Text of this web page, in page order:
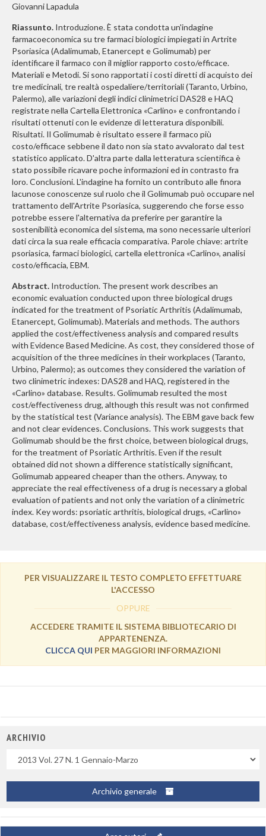
Giovanni Lapadula
Riassunto. Introduzione. È stata condotta un'indagine
farmacoeconomica su tre farmaci biologici impiegati in Artrite
Psoriasica (Adalimumab, Etanercept e Golimumab) per
identificare il farmaco con il miglior rapporto costo/efficace.
Materiali e Metodi. Si sono rapportati i costi diretti di acquisto dei
tre medicinali, tre realtà ospedaliere/territoriali (Taranto, Urbino,
Palermo), alle variazioni degli indici clinimetrici DAS28 e HAQ
registrate nella Cartella Elettronica «Carlino» e confrontando i
risultati ottenuti con le evidenze di letteratura disponibili.
Risultati. Il Golimumab è risultato essere il farmaco più
costo/efficace sebbene il dato non sia stato avvalorato dal test
statistico applicato. D'altra parte dalla letteratura scientifica è
stato possibile ricavare poche informazioni ed in contrasto fra
loro. Conclusioni. L'indagine ha fornito un contributo alle finora
lacunose conoscenze sul ruolo che il Golimumab può occupare nel
trattamento dell'Artrite Psoriasica, suggerendo che forse esso
potrebbe essere l'alternativa da preferire per garantire la
sostenibilità economica del sistema, ma sono necessarie ulteriori
dati circa la sua reale efficacia comparativa. Parole chiave: artrite
psoriasica, farmaci biologici, cartella elettronica «Carlino», analisi
costo/efficacia, EBM.
Abstract. Introduction. The present work describes an
economic evaluation conducted upon three biological drugs
indicated for the treatment of Psoriatic Arthritis (Adalimumab,
Etanercept, Golimumab). Materials and methods. The authors
applied the cost/effectiveness analysis and compared results
with Evidence Based Medicine. As cost, they considered those of
acquisition of the three medicines in their workplaces (Taranto,
Urbino, Palermo); as outcomes they considered the variation of
two clinimetric indexes: DAS28 and HAQ, registered in the
«Carlino» database. Results. Golimumab resulted the most
cost/effectiveness drug, although this result was not confirmed
by the statistical test (Variance analysis). The EBM gave back few
and not clear evidences. Conclusions. This work suggests that
Golimumab should be the first choice, between biological drugs,
for the treatment of Psoriatic Arthritis. Even if the result
obtained did not shown a difference statistically significant,
Golimumab appeared cheaper than the others. Anyway, to
appreciate the real effectiveness of a drug is necessary a global
evaluation of patients and not only the variation of a clinimetric
index. Key words: psoriatic arthritis, biological drugs, «Carlino»
database, cost/effectiveness analysis, evidence based medicine.
PER VISUALIZZARE IL TESTO COMPLETO EFFETTUARE
L'ACCESSO
OPPURE
ACCEDERE TRAMITE IL SISTEMA BIBLIOTECARIO DI
APPARTENENZA.
CLICCA QUI PER MAGGIORI INFORMAZIONI
ARCHIVIO
Archivio generale